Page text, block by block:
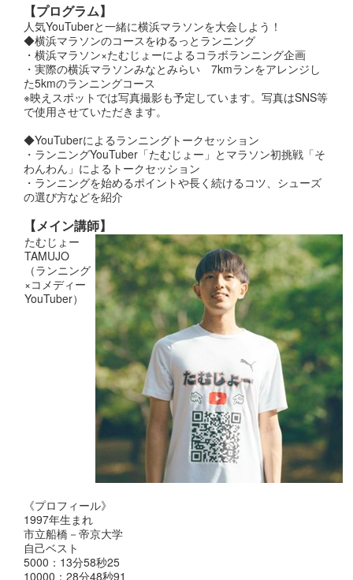
【プログラム】
人気YouTuberと一緒に横浜マラソンを大会しよう！
◆横浜マラソンのコースをゆるっとランニング
・横浜マラソン×たむじょーによるコラボランニング企画
・実際の横浜マラソンみなとみらい 7kmランをアレンジし
た5kmのランニングコース
※映えスポットでは写真撮影も予定しています。写真はSNS等
で使用させていただきます。
◆YouTuberによるランニングトークセッション
・ランニングYouTuber「たむじょー」とマラソン初挑戦「そ
わんわん」によるトークセッション
・ランニングを始めるポイントや長く続けるコツ、シューズ
の選び方などを紹介
【メイン講師】
たむじょー
TAMUJO
（ランニング
×コメディー
YouTuber）
《プロフィール》
1997年生まれ
市立船橋－帝京大学
自己ベスト
5000：13分58秒25
10000：28分48秒91